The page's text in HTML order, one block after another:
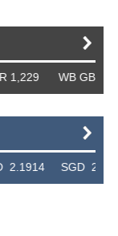
WB GBP
SGD 2.9123